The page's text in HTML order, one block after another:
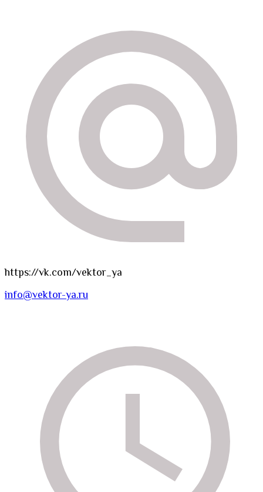
https://vk.com/vektor_ya
info@vektor-ya.ru